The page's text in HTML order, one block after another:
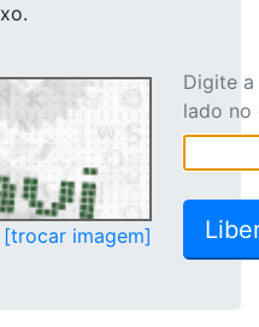
[trocar imagem]
Digite
lado no